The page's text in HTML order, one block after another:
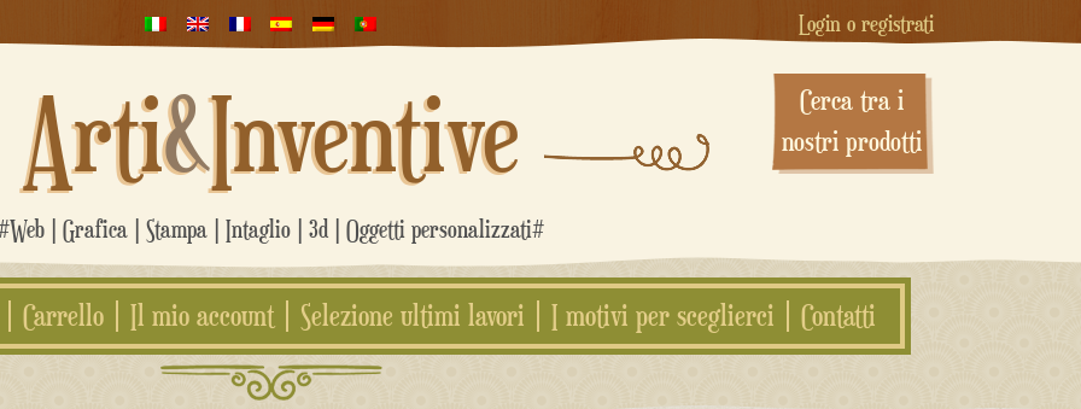
Login o registrati
Arti&Inventive
| Grafica | Stampa | Intaglio | 3d | Oggetti personalizzati#
Cerca tra i
nostri prodotti
Carrello Il mio account Selezione ultimi lavori I motivi per sceglierci Contatti